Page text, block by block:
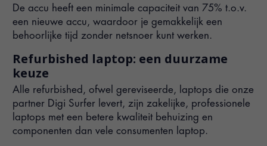
De accu heeft een minimale capaciteit van 75% t.o.v.
een nieuwe accu, waardoor je gemakkelijk een
behoorlijke tijd zonder netsnoer kunt werken.
Refurbished laptop: een duurzame
keuze
Alle refurbished, ofwel gereviseerde, laptops die onze
partner Digi Surfer levert, zijn zakelijke, professionele
laptops met een betere kwaliteit behuizing en
componenten dan vele consumenten laptop.